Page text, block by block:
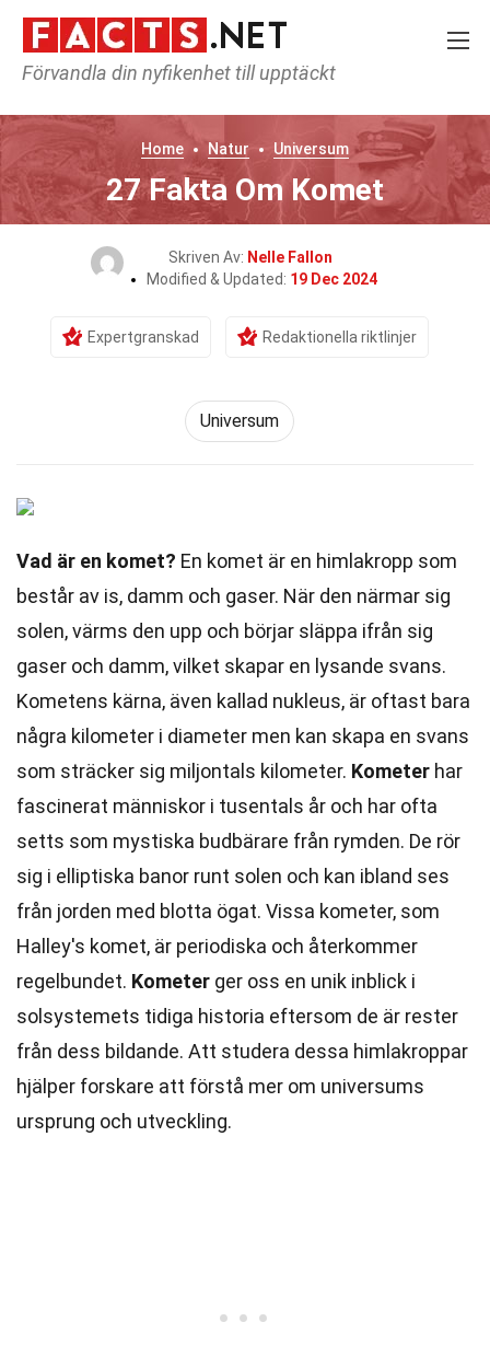
Förvandla din nyfikenhet till upptäckt
Home Natur Universum
27 Fakta Om Komet
Skriven Av: Nelle Fallon
Modified & Updated: 19 Dec 2024
Expertgranskad Redaktionella riktlinjer
Universum
Vad är en komet? En komet är en himlakropp som
består av is, damm och gaser. När den närmar sig
solen, värms den upp och börjar släppa ifrån sig
gaser och damm, vilket skapar en lysande svans.
Kometens kärna, även kallad nukleus, är oftast bara
några kilometer i diameter men kan skapa en svans
som sträcker sig miljontals kilometer. Kometer har
fascinerat människor i tusentals år och har ofta
setts som mystiska budbärare från rymden. De rör
sig i elliptiska banor runt solen och kan ibland ses
från jorden med blotta ögat. Vissa kometer, som
Halley's komet, är periodiska och återkommer
regelbundet. Kometer ger oss en unik inblick i
solsystemets tidiga historia eftersom de är rester
från dess bildande. Att studera dessa himlakroppar
hjälper forskare att förstå mer om universums
ursprung och utveckling.